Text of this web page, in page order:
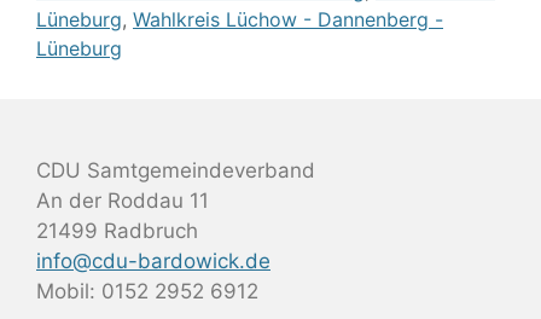
Lüneburg, Wahlkreis Lüchow - Dannenberg -
Lüneburg
CDU Samtgemeindeverband
An der Roddau 11
21499 Radbruch
info@cdu-bardowick.de
Mobil: 0152 2952 6912